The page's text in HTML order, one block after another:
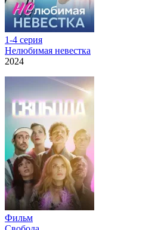
1-4 серия
Нелюбимая невестка
2024
Фильм